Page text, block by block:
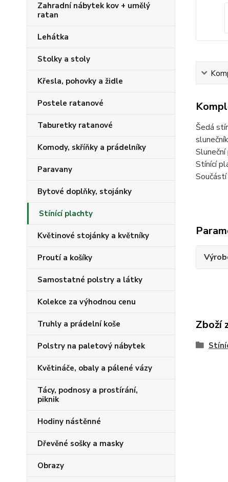
Zahradní nábytek kov + umělý
ratan
Lehátka
Stolky a stoly
Křesla, pohovky a židle
Postele ratanové
Taburetky ratanové
Komody, skříňky a prádelníky
Paravany
Bytové doplňky, stojánky
Stínící plachty
Květinové stojánky a květníky
Proutí a košíky
Samostatné polstry a látky
Kolekce za výhodnou cenu
Truhly a prádelní koše
Polstry na paletový nábytek
Květináče, obaly a pálené vázy
Tácy, podnosy a prostírání,
piknik
Hodiny nástěnné
Dřevěné sošky a masky
Obrazy
Šedá
Stínící
Zboží